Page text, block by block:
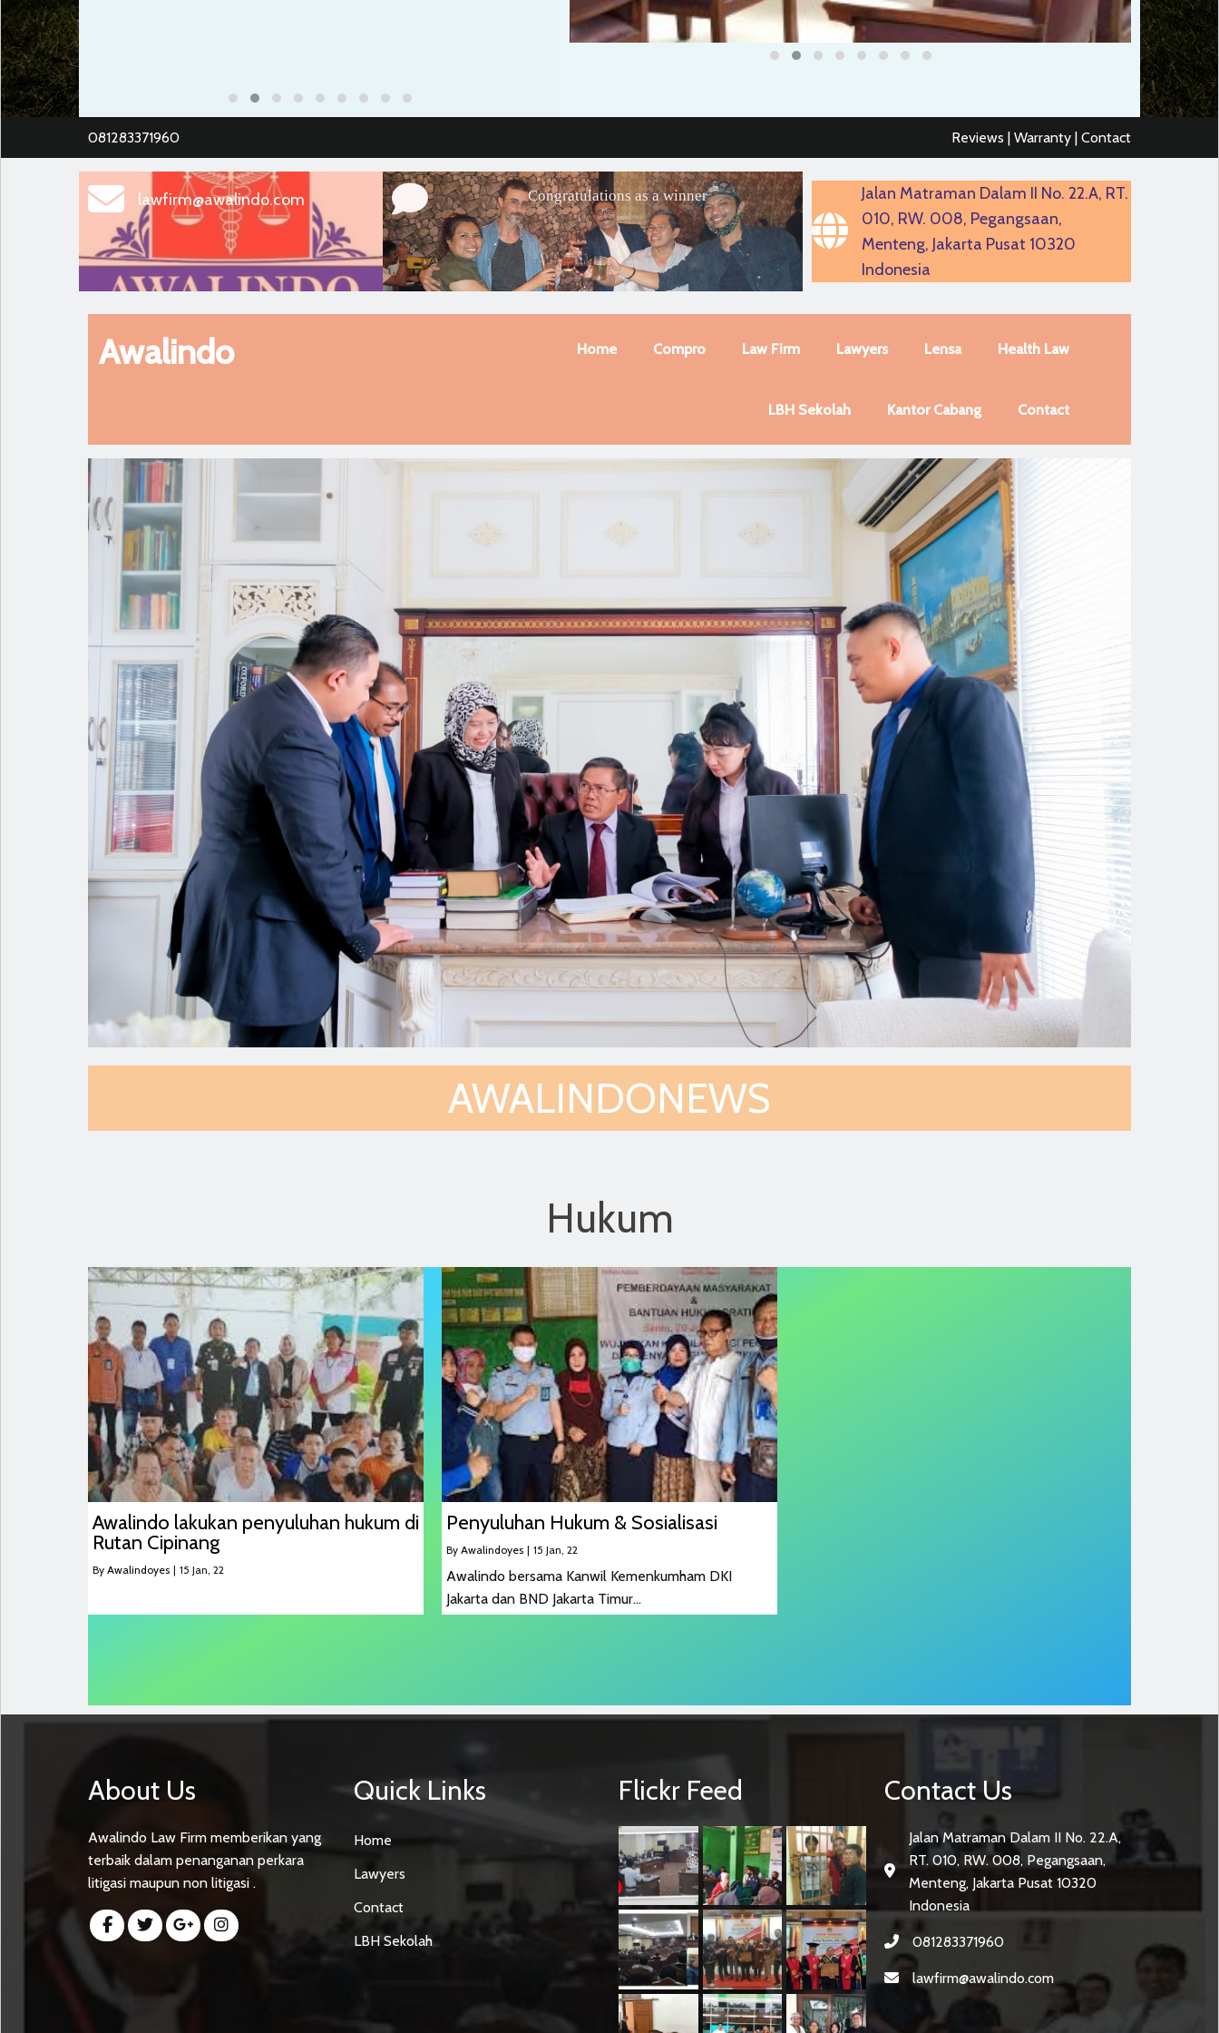
081283371960 Reviews | Warranty | Contact
lawfirm@awalindo.com Congratulations as a winner
Jalan Matraman Dalam II No. 22.A, RT.
010, RW. 008, Pegangsaan,
Menteng, Jakarta Pusat 10320
Indonesia
Awalindo Home Compro Law Firm Lawyers Lensa Health Law
LBH Sekolah Kantor Cabang Contact
AWALINDONEWS
Hukum
Awalindo lakukan penyuluhan hukum di
Rutan Cipinang
By Awalindoyes | 15 Jan, 22
Penyuluhan Hukum & Sosialisasi
By Awalindoyes | 15 Jan, 22
Awalindo bersama Kanwil Kemenkumham DKI
Jakarta dan BND Jakarta Timur…
About Us
Awalindo Law Firm memberikan yang
terbaik dalam penanganan perkara
litigasi maupun non litigasi .
Quick Links
Home
Lawyers
Contact
LBH Sekolah
Flickr Feed Contact Us
Jalan Matraman Dalam II No. 22.A,
RT. 010, RW. 008, Pegangsaan,
Menteng, Jakarta Pusat 10320
Indonesia
081283371960
lawfirm@awalindo.com